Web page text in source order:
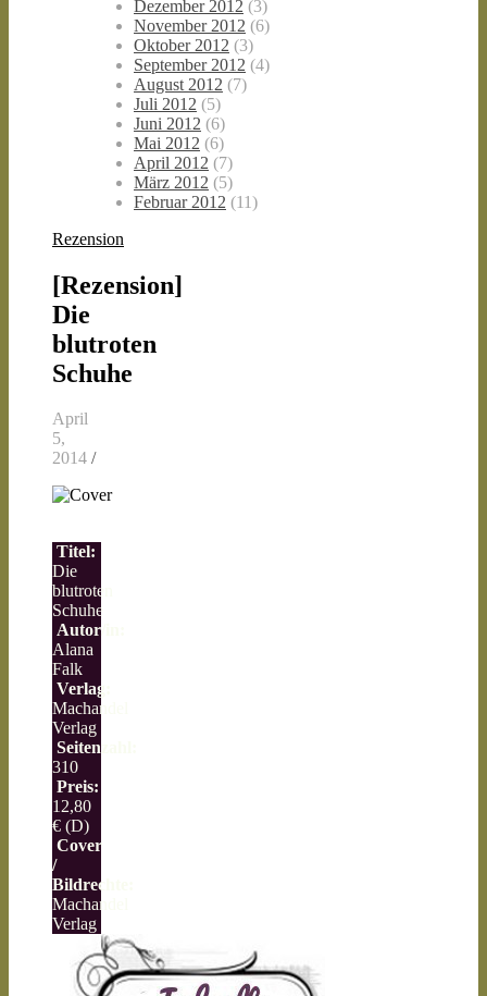
Dezember 2012 (3)
November 2012 (6)
Oktober 2012 (3)
September 2012 (4)
August 2012 (7)
Juli 2012 (5)
Juni 2012 (6)
Mai 2012 (6)
April 2012 (7)
März 2012 (5)
Februar 2012 (11)
Rezension
[Rezension]
Die
blutroten
Schuhe
April
5,
2014 /
Titel:
Die
blutroten
Schuhe
Autor/in:
Alana
Falk
Verlag:
Machandel
Verlag
Seitenzahl:
310
Preis:
12,80
€ (D)
Cover
/
Bildrechte:
Machandel
Verlag